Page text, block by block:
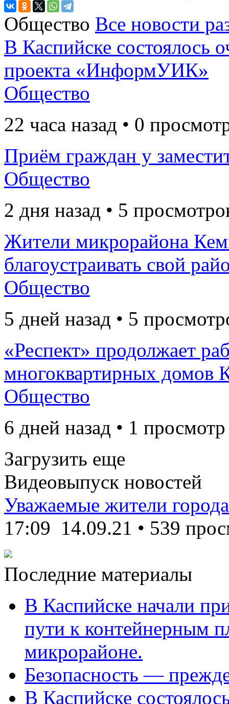
Общество Все новости
В Каспийске состоялось
проекта «ИнформУИК»
Общество
22 часа назад • 0
Приём граждан у
Общество
2 дня назад • 5
Жители микрорайона
благоустраивать свой
Общество
5 дней назад • 5
«Респект» продолжает
многоквартирных домов
Общество
6 дней назад • 1 просмотр
Загрузить еще
Видеовыпуск новостей
Уважаемые жители
17:09 14.09.21 • 539
Последние материалы
В Каспийске начали
пути к контейнерным
микрорайоне.
Безопасность —
В Каспийске